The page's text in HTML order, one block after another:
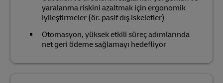
yaralanma riskini azaltmak için ergonomik
iyileştirmeler (ör. pasif dış iskeletler)
Otomasyon, yüksek etkili süreç adımlarında
net geri ödeme sağlamayı hedefliyor